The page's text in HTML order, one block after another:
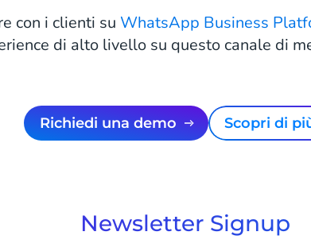
con i clienti su WhatsApp Business
di alto livello su questo canale di
Richiedi una demo Scopri di
Newsletter Signup